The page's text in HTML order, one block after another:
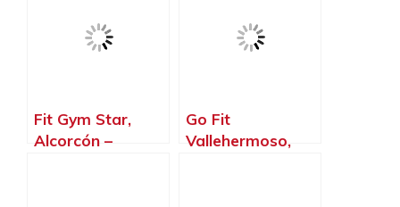
Fit Gym Star,
Alcorcón –
Go Fit
Vallehermoso,